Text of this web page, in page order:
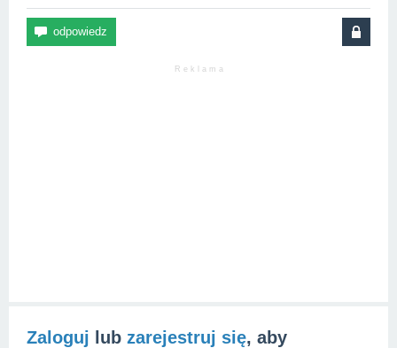
R e k l a m a
Zaloguj lub zarejestruj się, aby